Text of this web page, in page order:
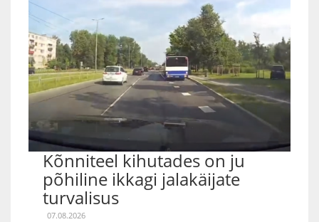
Kõnniteel kihutades on ju
põhiline ikkagi jalakäijate
turvalisus
07.08.2026